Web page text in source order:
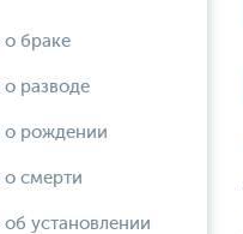
о браке
о разводе
о рождении
о смерти
об установлении